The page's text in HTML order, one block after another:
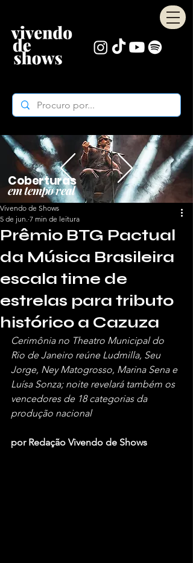
Coberturas
em tempo real
Prêmio BTG Pactual
da Música Brasileira
escala time de
estrelas para tributo
histórico a Cazuza
Vivendo de Shows
5 de jun. 7 min de leitura
Cerimônia no Theatro Municipal do
Rio de Janeiro reúne Ludmilla, Seu
Jorge, Ney Matogrosso, Marina Sena e
Luísa Sonza; noite revelará também os
vencedores de 18 categorias da
produção nacional
por Redação Vivendo de Shows